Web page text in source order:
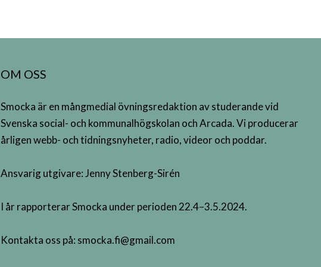
OM OSS
Smocka är en mångmedial övningsredaktion av studerande vid
Svenska social- och kommunalhögskolan och Arcada. Vi producerar
årligen webb- och tidningsnyheter, radio, videor och poddar.
Ansvarig utgivare: Jenny Stenberg-Sirén
I år rapporterar Smocka under perioden 22.4–3.5.2024.
Kontakta oss på: smocka.fi@gmail.com